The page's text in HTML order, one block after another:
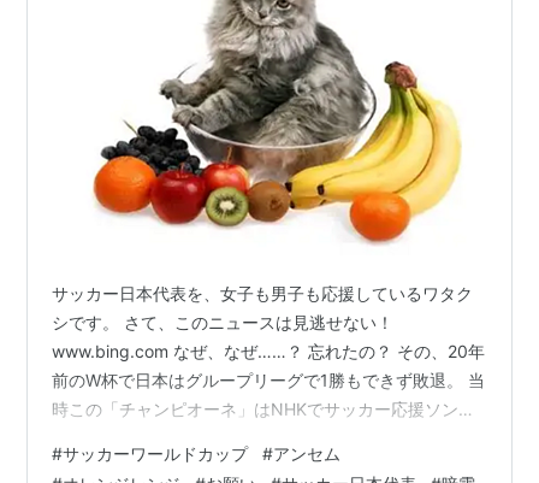
サッカー日本代表を、女子も男子も応援しているワタク
シです。 さて、このニュースは見逃せない！
www.bing.com なぜ、なぜ……？ 忘れたの？ その、20年
前のW杯で日本はグループリーグで1勝もできず敗退。 当
時この「チャンピオーネ」はNHKでサッカー応援ソング
本代表は「惨敗」と表現できる負けっぷりでした。 次に
#サッカーワールドカップ #アンセム